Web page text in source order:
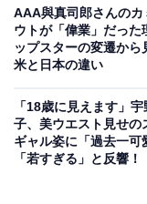
AAA與真司郎さんのカ
ウトが「偉業」だった
ップスターの変遷から
米と日本の違い
「18歳に見えます」
子、美ウエスト見せの
ギャル姿に「過去一可
「若すぎる」と反響！